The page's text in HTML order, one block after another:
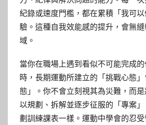
紀錄或速度門檻，都在累積「我可
驗。這種自我效能感的提升，會無
域。
當你在職場上遇到看似不可能完成
時，長期運動所建立的「挑戰心態
態」。你不會立刻視其為災難，而
以規劃、拆解並逐步征服的「專案
劃訓練課表一樣。運動中學會的忍